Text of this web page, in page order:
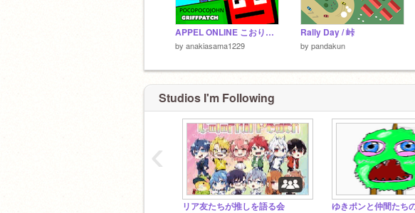
APPEL ONLINE こおりおに/アッペルオンラインこおりおに remix-2
by anakiasama1229
Rally Day / 峠
by pandakun
Studios I'm Following
リア友たちが推しを語る会
‹